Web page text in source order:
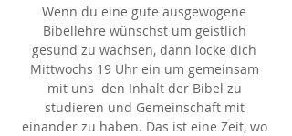
Wenn du eine gute ausgewogene
Bibellehre wünschst um geistlich
gesund zu wachsen, dann locke dich
Mittwochs 19 Uhr ein um gemeinsam
mit uns  den Inhalt der Bibel zu
studieren und Gemeinschaft mit
einander zu haben. Das ist eine Zeit, wo